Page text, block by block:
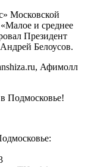
Московской
и среднее
Президент
Белоусов.
Афимолл
Подмосковье!